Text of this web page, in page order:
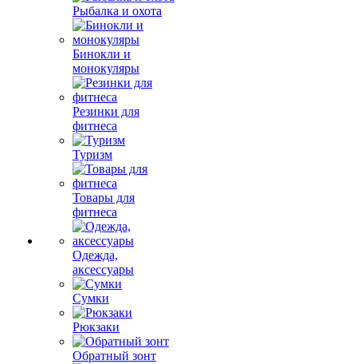
Рыбалка и охота
Бинокли и
монокуляры
Резинки для
фитнеса
Туризм
Товары для
фитнеса
Одежда,
аксессуары
Сумки
Рюкзаки
Обратный зонт